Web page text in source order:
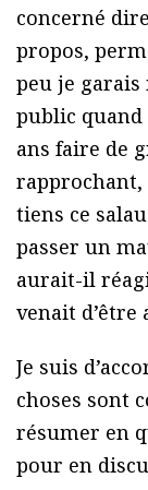
concerné
propos,
peu je
public quand
ans faire de
rapprochant,
tiens ce
passer un
aurait-il
venait d’être
Je suis
choses sont
résumer en
pour en